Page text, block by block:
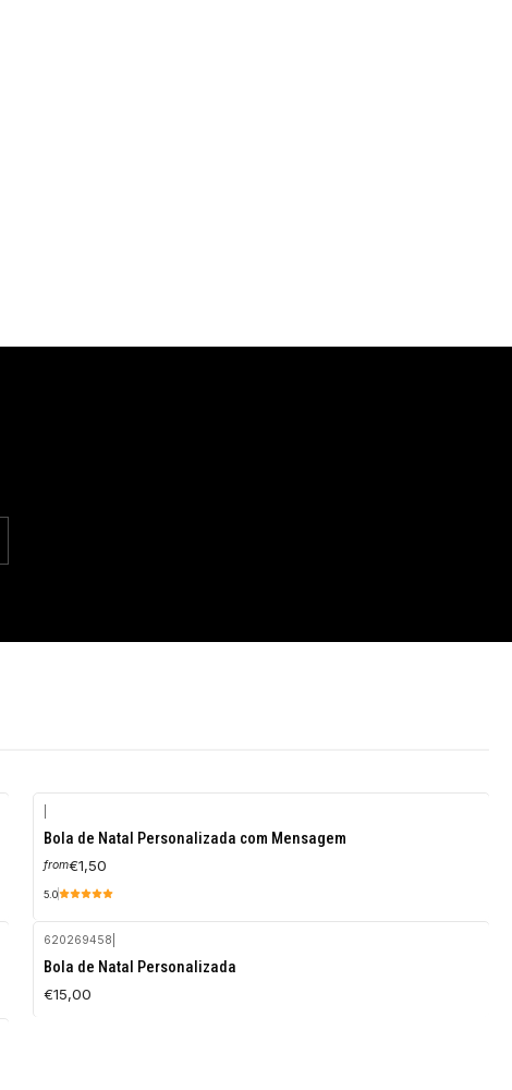
Bola de Natal Personalizada com Mensagem
from€1,50
5.0
620269458
Bola de Natal Personalizada
€15,00